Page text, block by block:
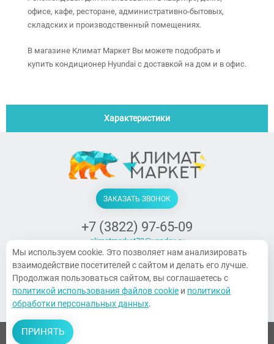
офисе, кафе, ресторане, административно-бытовых,
складских и производственный помещениях.
В магазине Климат Маркет Вы можете подобрать и
купить кондиционер Hyundai с доставкой на дом и в офис.
Характеристики
ЗАКАЗАТЬ ЗВОНОК
+7 (3822) 97-65-09
climatmarket70@yandex.ru
г. Томск, Украинская, 15
ПН-ПТ. 9:00-18:00, СБ 10:00-14:00,
Воскресенье — выходной
Мы используем cookie. Это позволяет нам анализировать
взаимодействие посетителей с сайтом и делать его лучше.
Продолжая пользоваться сайтом, вы соглашаетесь с
политикой использования файлов cookie и политикой
обработки персональных данных.
ПРИНЯТЬ